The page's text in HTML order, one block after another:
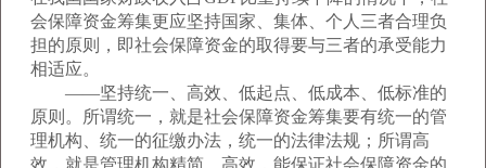
会保障资金筹集更应坚持国家、集体、个人三者合理负
担的原则，即社会保障资金的取得要与三者的承受能力
相适应。
——坚持统一、高效、低起点、低成本、低标准的
原则。所谓统一，就是社会保障资金筹集要有统一的管
理机构、统一的征缴办法，统一的法律法规；所谓高
效，就是管理机构精简、高效，能保证社会保障资金的